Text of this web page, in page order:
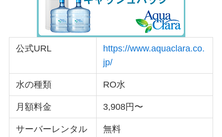
公式URL
https://www.aquaclara.co.
jp/
水の種類 RO水
月額料金 3,908円〜
サーバーレンタル
無料